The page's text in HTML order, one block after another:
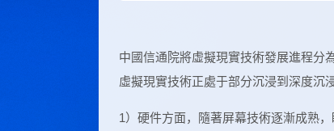
中國信通院將虛擬現實技術發展進程分
虛擬現實技術正處于部分沉浸到深度沉
1）硬件方面，隨著屏幕技術逐漸成熟